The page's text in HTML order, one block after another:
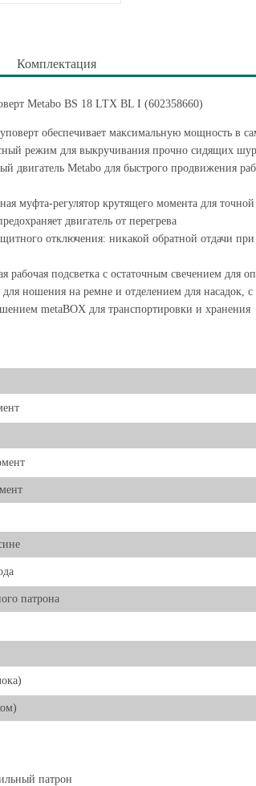
Комплектация
Metabo BS 18 LTX BL I (602358660)
обеспечивает максимальную мощность в
режим для выкручивания прочно сидящих
двигатель Metabo для быстрого продвижения
муфта-регулятор крутящего момента для
двигатель от перегрева
отключения: никакой обратной отдачи
рабочая подсветка с остаточным свечением для
ношения на ремне и отделением для насадок,
metaBOX для транспортировки и хранения
патрона
патрон